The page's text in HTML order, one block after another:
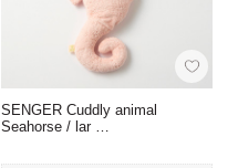
SENGER Cuddly animal
Seahorse / lar …